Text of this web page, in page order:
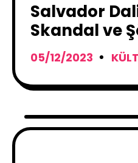
Salvador
Skandal ve
Üçgeninde
Deha
05/12/2023